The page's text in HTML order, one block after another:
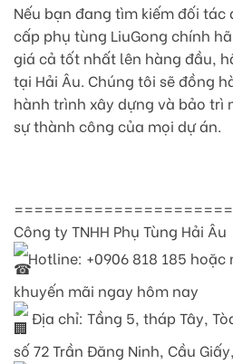
Nếu bạn đang tìm kiếm đối
cấp phụ tùng LiuGong chính
giá cả tốt nhất lên hàng đầu,
tại Hải Âu. Chúng tôi sẽ đồng
hành trình xây dựng và bảo trì
sự thành công của mọi dự án.
Công ty TNHH Phụ Tùng Hải Âu
Hotline: +0906 818 185
khuyến mãi ngay hôm nay
Địa chỉ: Tầng 5, tháp Tây,
số 72 Trần Đăng Ninh, Cầu